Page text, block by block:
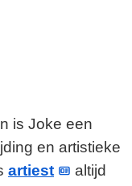
is Joke een
en artistieke
artiest
altijd